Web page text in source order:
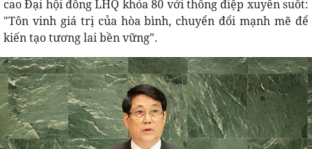
cao Đại hội đồng LHQ khóa 80 với thông điệp xuyên suốt:
"Tôn vinh giá trị của hòa bình, chuyển đổi mạnh mẽ để
kiến tạo tương lai bền vững".